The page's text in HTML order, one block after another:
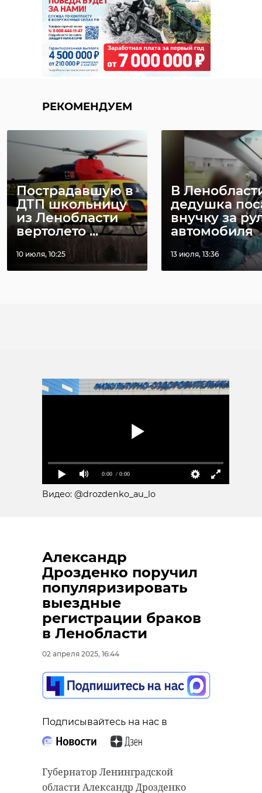
РЕКОМЕНДУЕМ
Пострадавшую в
ДТП школьницу
из Ленобласти
вертолето ...
10 июля, 10:25
В
дедушка
внучку за
автомобиля
13 июля, 13:36
0:00 / 0:00
Видео: @drozdenko_au_lo
Александр
Дрозденко поручил
популяризировать
выездные
регистрации браков
в Ленобласти
02 апреля 2025, 16:44
Подписывайтесь на нас в
Губернатор Ленинградской
области Александр Дрозденко